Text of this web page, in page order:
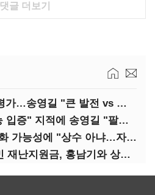
댓글 더보기
엇갈린 문재인정부 평가…송영길 "큰 발전 vs 이준석 "기본 점수"
이준석 "공수처, 무능 입증" 지적에 송영길 "팔다리 자른 게 국민의힘"
이준석, 안철수 단일화 가능성에 "상수 아냐…자의식 과잉"
(영상)송영길 "전국민 재난지원금, 홍남기와 상의·이재명 뜻 존중"